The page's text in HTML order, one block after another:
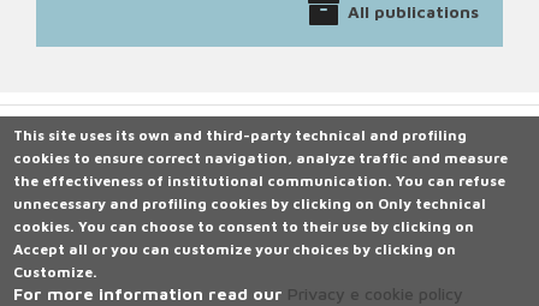
All publications
Università degli Studi di Siena
Rettorato, via Banchi di Sotto 55, 53100 Siena ITALIA
P.IVA 00273530527 | C.F. 80002070524 |Caselle Pec: Posta
Elettronica Certificata
Contatti: urp@unisi.it- URP - Ufficio Relazioni con il Pubblico Tel.
0577 235555
N. Verde 800 221644 (attivo in Italia da rete fissa), dal lunedì al
This site uses its own and third-party technical and profiling
cookies to ensure correct navigation, analyze traffic and measure
the effectiveness of institutional communication. You can refuse
unnecessary and profiling cookies by clicking on Only technical
cookies. You can choose to consent to their use by clicking on
Accept all or you can customize your choices by clicking on
Customize.
For more information read our Privacy e cookie policy